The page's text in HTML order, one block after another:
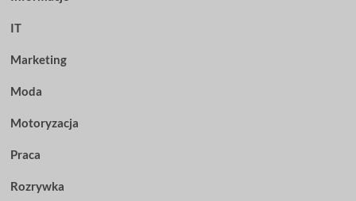
IT
Marketing
Moda
Motoryzacja
Praca
Rozrywka